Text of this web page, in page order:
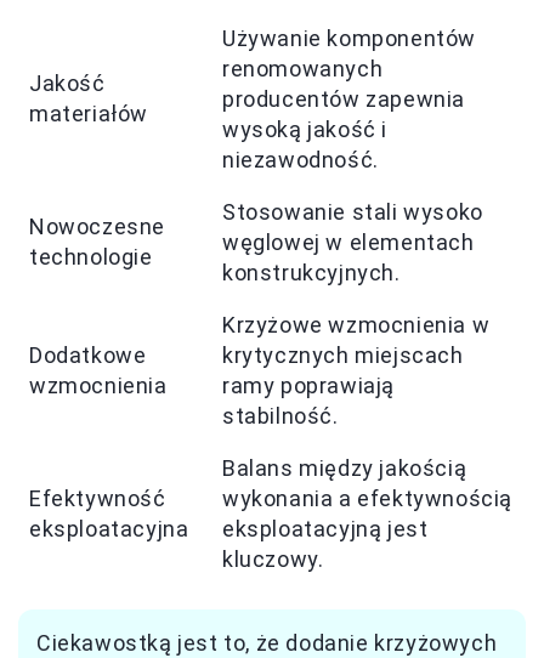
Jakość
materiałów
Używanie komponentów
renomowanych
producentów zapewnia
wysoką jakość i
niezawodność.
Nowoczesne
technologie
Stosowanie stali wysoko
węglowej w elementach
konstrukcyjnych.
Dodatkowe
wzmocnienia
Krzyżowe wzmocnienia w
krytycznych miejscach
ramy poprawiają
stabilność.
Efektywność
eksploatacyjna
Balans między jakością
wykonania a efektywnością
eksploatacyjną jest
kluczowy.
Ciekawostką jest to, że dodanie krzyżowych